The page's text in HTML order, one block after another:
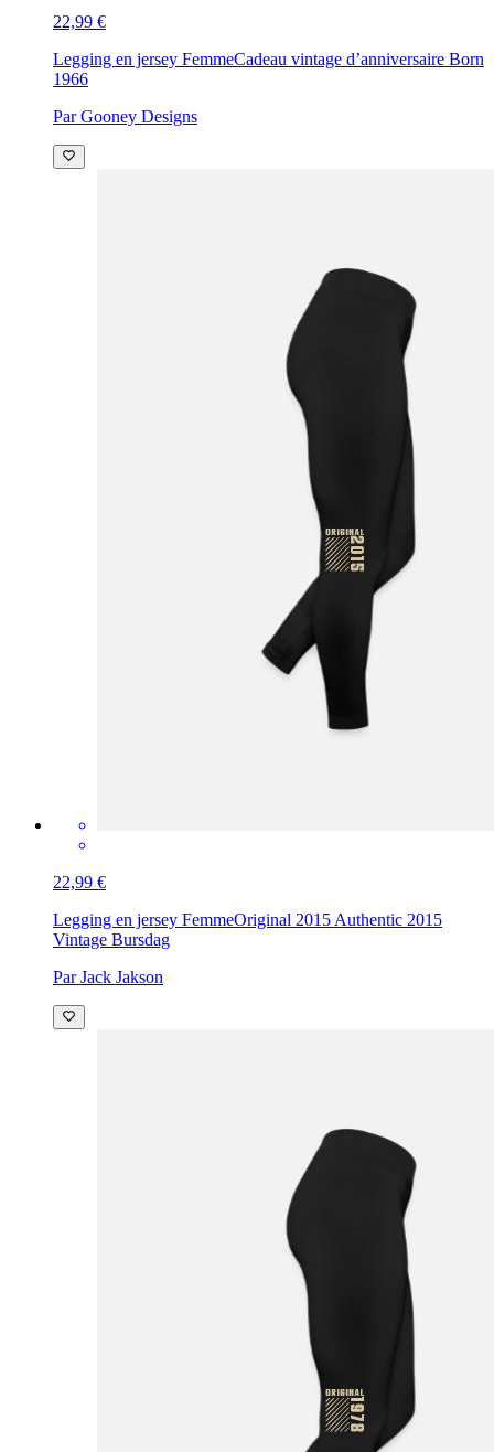
22,99 €
Legging en jersey FemmeCadeau vintage d’anniversaire Born
1966
Par Gooney Designs
22,99 €
Legging en jersey FemmeOriginal 2015 Authentic 2015
Vintage Bursdag
Par Jack Jakson